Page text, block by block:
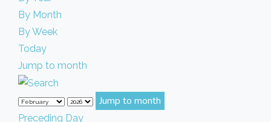
By Month
By Week
Today
Jump to month
Jump to month
Preceding Day